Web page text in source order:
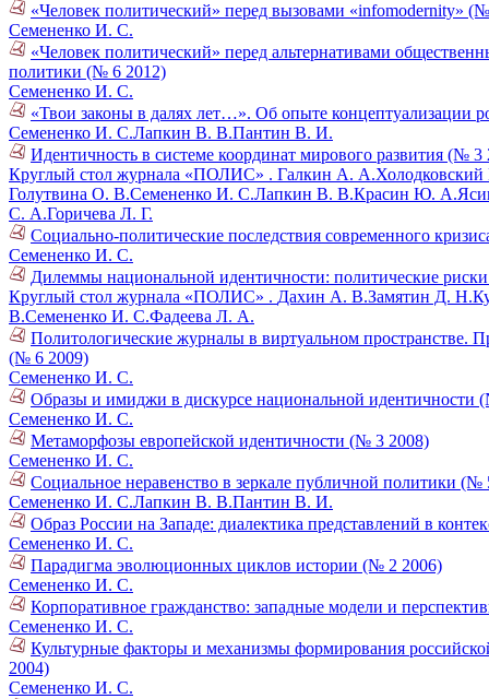
«Человек политический» перед вызовами «infomodernity»
Семененко И. С.
«Человек политический» перед альтернативами
политики (№ 6 2012)
Семененко И. С.
«Твои законы в далях лет…». Об опыте концептуализации
Семененко И. С.Лапкин В. В.Пантин В. И.
Идентичность в системе координат мирового развития (№ 3
Круглый стол журнала «ПОЛИС» . Галкин А. А.Холодковский
Голутвина О. В.Семененко И. С.Лапкин В. В.Красин Ю. А.
С. А.Горичева Л. Г.
Социально-политические последствия современного
Семененко И. С.
Дилеммы национальной идентичности: политические
Круглый стол журнала «ПОЛИС» . Дахин А. В.Замятин Д. Н.
В.Семененко И. С.Фадеева Л. А.
Политологические журналы в виртуальном пространстве.
(№ 6 2009)
Семененко И. С.
Образы и имиджи в дискурсе национальной идентичности
Семененко И. С.
Метаморфозы европейской идентичности (№ 3 2008)
Семененко И. С.
Социальное неравенство в зеркале публичной политики (№
Семененко И. С.Лапкин В. В.Пантин В. И.
Образ России на Западе: диалектика представлений в
Семененко И. С.
Парадигма эволюционных циклов истории (№ 2 2006)
Семененко И. С.
Корпоративное гражданство: западные модели и
Семененко И. С.
Культурные факторы и механизмы формирования
2004)
Семененко И. С.